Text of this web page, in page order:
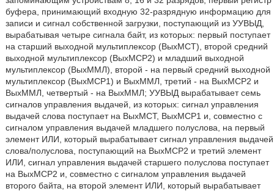
буфера, принимающий входную 32-разрядную информацию для
записи и сигнал собственной загрузки, поступающий из УУВЫД,
вырабатывая четыре сигнала байт, из которых: первый поступает
на старший выходной мультиплексор (ВыхМСТ), второй средний
выходной мультиплексор (ВыхМСР2) и младший выходной
мультиплексор (ВыхММЛ), второй - на первый средний выходной
мультиплексор (ВыхМСР1) и ВыхММЛ, третий - на ВыхМСР2 и
ВыхММЛ, четвертый - на ВыхММЛ; УУВЫД вырабатывает семь
сигналов управления выдачей, из которых: сигнал управления
выдачей слова поступает на ВыхМСТ, ВыхМСР1 и, совместно с
сигналом управления выдачей младшего полуслова, на первый
элемент ИЛИ, который вырабатывает сигнал управления выдачей
слова/полуслова, поступающий на ВыхМСР2 и третий элемент
ИЛИ, сигнал управления выдачей старшего полуслова поступает
на ВыхМСР2 и, совместно с сигналом управления выдачей
второго байта, на второй элемент ИЛИ, который вырабатывает